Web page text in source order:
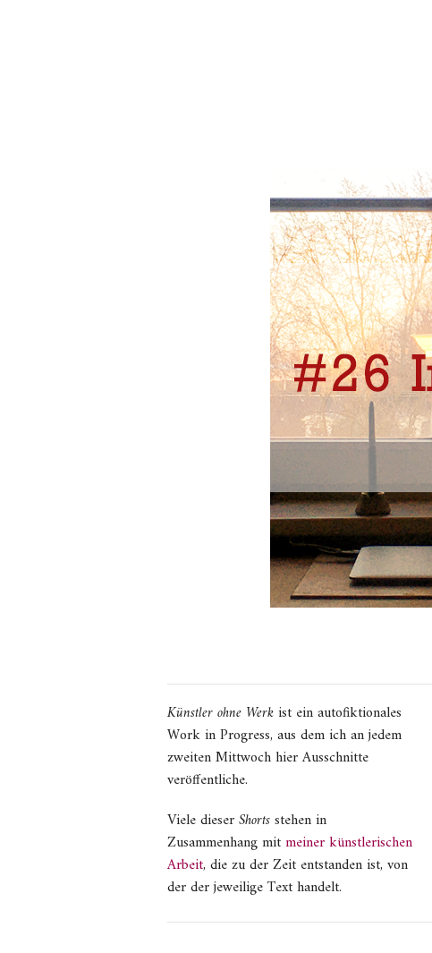
Künstler ohne Werkist ein autofiktionales
Work in Progress, aus dem ich an jedem
zweiten Mittwoch hier Ausschnitte
veröffentliche.
Viele dieserShortsstehen in
Zusammenhang mitmeiner künstlerischen
Arbeit, die zu der Zeit entstanden ist, von
der der jeweilige Text handelt.